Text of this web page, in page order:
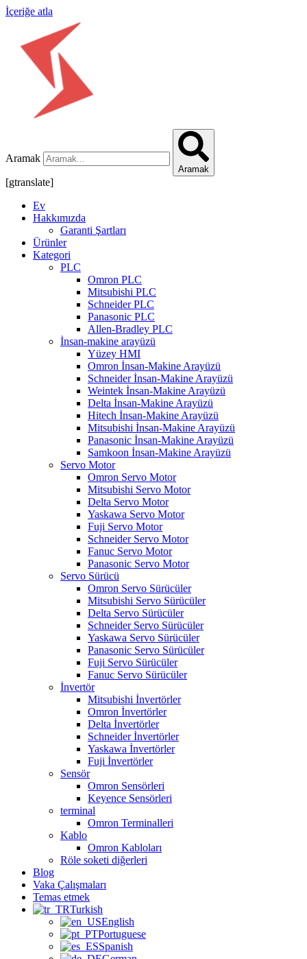
İçeriğe atla
Aramak
Aramak
[gtranslate]
Ev
Hakkımızda
Garanti Şartları
Ürünler
Kategori
PLC
Omron PLC
Mitsubishi PLC
Schneider PLC
Panasonic PLC
Allen-Bradley PLC
İnsan-makine arayüzü
Yüzey HMI
Omron İnsan-Makine Arayüzü
Schneider İnsan-Makine Arayüzü
Weintek İnsan-Makine Arayüzü
Delta İnsan-Makine Arayüzü
Hitech İnsan-Makine Arayüzü
Mitsubishi İnsan-Makine Arayüzü
Panasonic İnsan-Makine Arayüzü
Samkoon İnsan-Makine Arayüzü
Servo Motor
Omron Servo Motor
Mitsubishi Servo Motor
Delta Servo Motor
Yaskawa Servo Motor
Fuji Servo Motor
Schneider Servo Motor
Fanuc Servo Motor
Panasonic Servo Motor
Servo Sürücü
Omron Servo Sürücüler
Mitsubishi Servo Sürücüler
Delta Servo Sürücüler
Schneider Servo Sürücüler
Yaskawa Servo Sürücüler
Panasonic Servo Sürücüler
Fuji Servo Sürücüler
Fanuc Servo Sürücüler
İnvertör
Mitsubishi İnvertörler
Omron İnvertörler
Delta İnvertörler
Schneider İnvertörler
Yaskawa İnvertörler
Fuji İnvertörler
Sensör
Omron Sensörleri
Keyence Sensörleri
terminal
Omron Terminalleri
Kablo
Omron Kabloları
Röle soketi diğerleri
Blog
Vaka Çalışmaları
Temas etmek
Turkish
English
Portuguese
Spanish